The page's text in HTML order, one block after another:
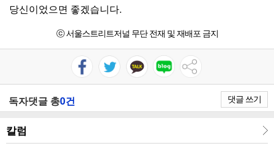
당신이었으면 좋겠습니다.
ⓒ 서울스트리트저널 무단 전재 및 재배포 금지
독자댓글 총0건 댓글 쓰기
칼럼